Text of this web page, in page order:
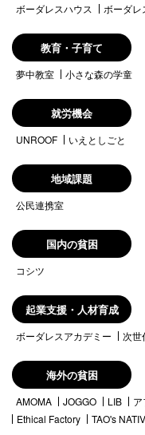
ボーダレスハウス ボーダレ
教育・子育て
夢中教室 小さな森の学童
就労機会
UNROOF いえとしごと
地域課題
公民連携室
国内の貧困
コシツ
起業支援・人材育成
ボーダレスアカデミー 次世
海外の貧困
AMOMA JOGGO LIB
Ethical Factory
TAO's